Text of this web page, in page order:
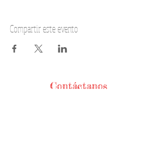
Compartir este evento
Contáctanos